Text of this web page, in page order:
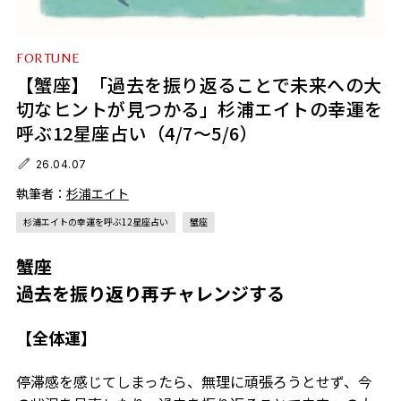
FORTUNE
【蟹座】「過去を振り返ることで未来への大
切なヒントが見つかる」杉浦エイトの幸運を
呼ぶ12星座占い（4/7～5/6）
26.04.07
執筆者： 杉浦エイト
杉浦エイトの幸運を呼ぶ12星座占い 蟹座
蟹座
過去を振り返り再チャレンジする
【全体運】
停滞感を感じてしまったら、無理に頑張ろうとせず、今